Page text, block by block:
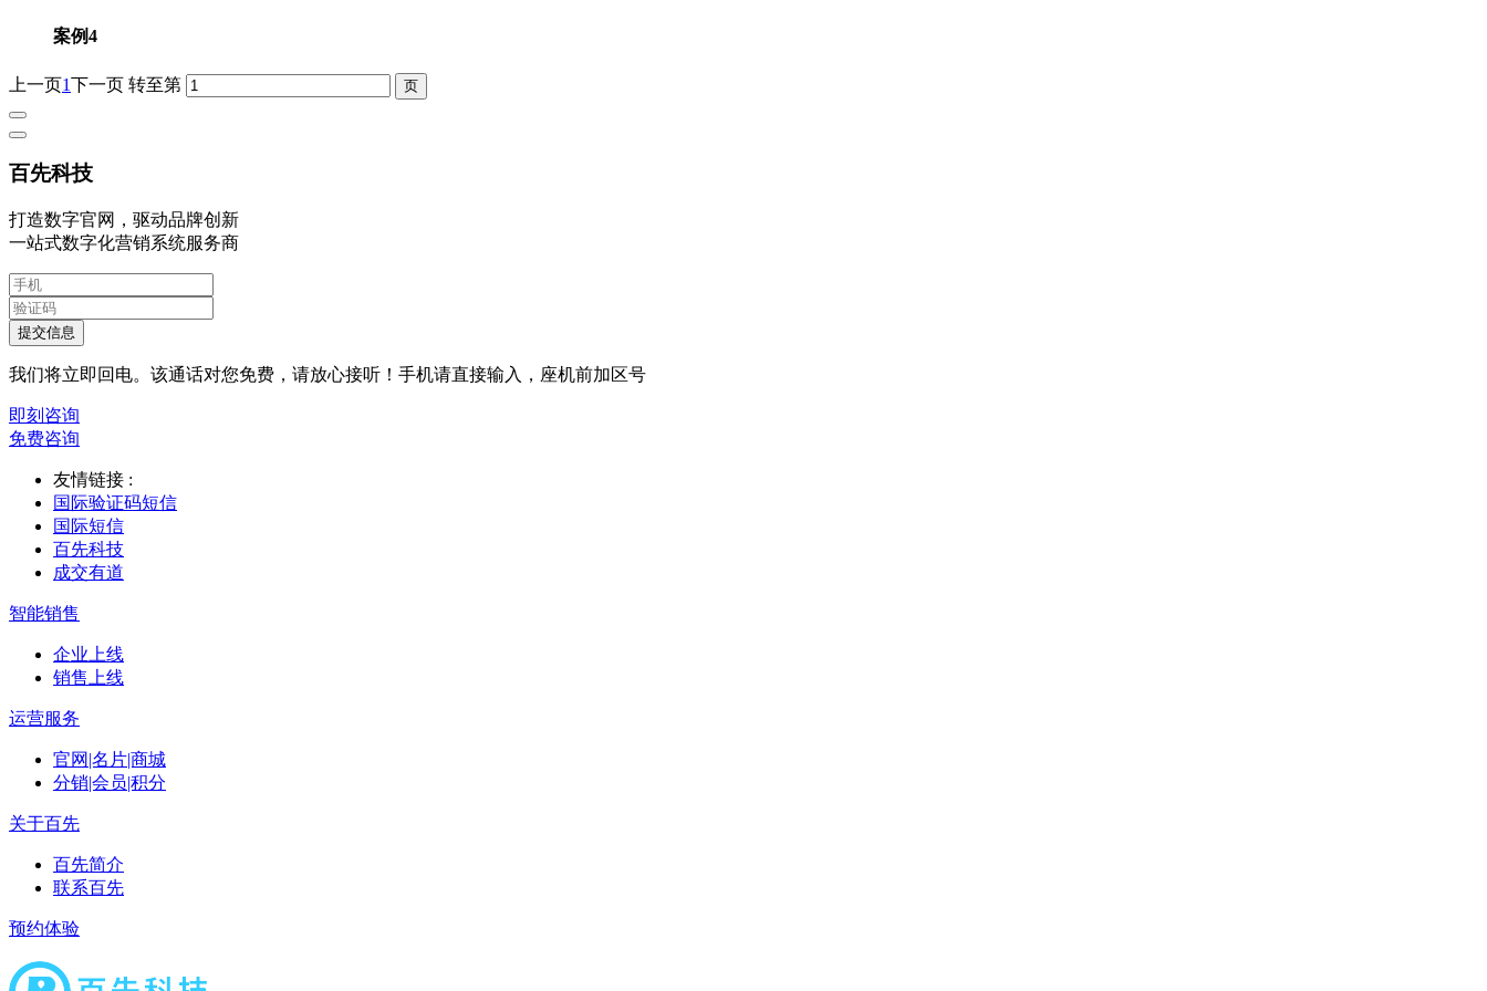
案例4
上一页1下一页 转至第
百先科技
打造数字官网，驱动品牌创新
一站式数字化营销系统服务商
提交信息
我们将立即回电。该通话对您免费，请放心接听！手机请直接输入，座机前加区号
即刻咨询
免费咨询
友情链接 :
国际验证码短信
国际短信
百先科技
成交有道
智能销售
企业上线
销售上线
运营服务
官网|名片|商城
分销|会员|积分
关于百先
百先简介
联系百先
预约体验